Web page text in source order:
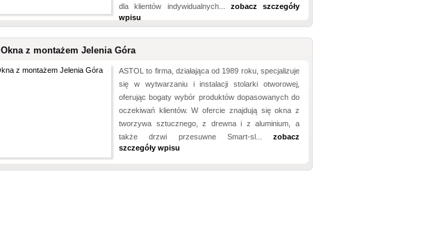
dla klientów indywidualnych... zobacz szczegóły
wpisu
Okna z montażem Jelenia Góra
ASTOL to firma, działająca od 1989 roku, specjalizuje
się w wytwarzaniu i instalacji stolarki otworowej,
oferując bogaty wybór produktów dopasowanych do
oczekiwań klientów. W ofercie znajdują się okna z
tworzywa sztucznego, z drewna i z aluminium, a
także drzwi przesuwne Smart-sl... zobacz
szczegóły wpisu